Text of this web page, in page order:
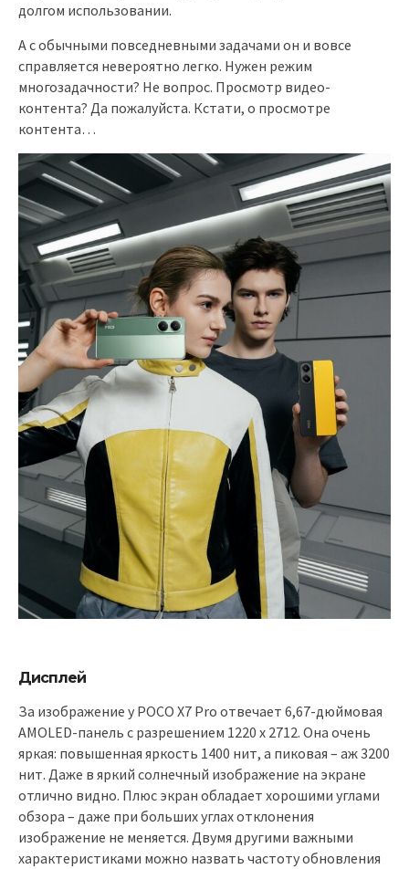
долгом использовании.
А с обычными повседневными задачами он и вовсе
справляется невероятно легко. Нужен режим
многозадачности? Не вопрос. Просмотр видео-
контента? Да пожалуйста. Кстати, о просмотре
контента…
Дисплей
За изображение у POCO X7 Pro отвечает 6,67-дюймовая
AMOLED-панель с разрешением 1220 x 2712. Она очень
яркая: повышенная яркость 1400 нит, а пиковая – аж 3200
нит. Даже в яркий солнечный изображение на экране
отлично видно. Плюс экран обладает хорошими углами
обзора – даже при больших углах отклонения
изображение не меняется. Двумя другими важными
характеристиками можно назвать частоту обновления